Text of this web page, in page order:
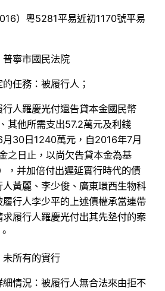
）粵5281平易近初1170號平易
寧市國民法院
任務：被履行人；
人羅慶光付還告貸本金國民幣
其他所需支出57.2萬元及利錢
月30日1240萬元，自2016年7月
之日止，以尚欠告貸本金為基
，并加倍付出遲延實行時代的債
黃麗、李少俊、廣東環西生物科
行人李少平的上述債權承當連帶
履行人羅慶光付出其先墊付的案
所有的實行
情況：被履行人無合法來由拒不